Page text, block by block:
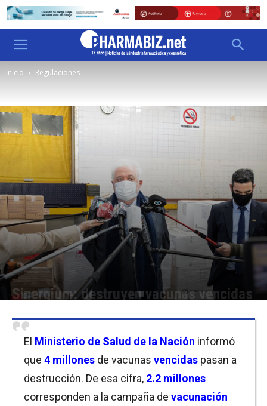
Inicio Regulaciones
Sinergium: destruyen vacunas vencidas
El Ministerio de Salud de la Nación informó
que 4 millones de vacunas vencidas pasan a
destrucción. De esa cifra, 2.2 millones
corresponden a la campaña de vacunación